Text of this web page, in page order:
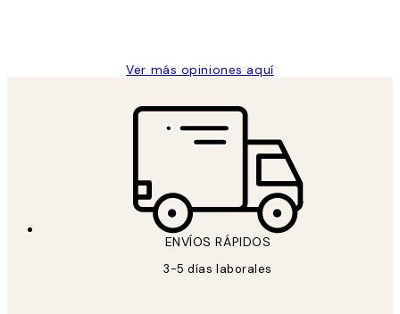
Ver más opiniones aquí
ENVÍOS RÁPIDOS
3-5 días laborales